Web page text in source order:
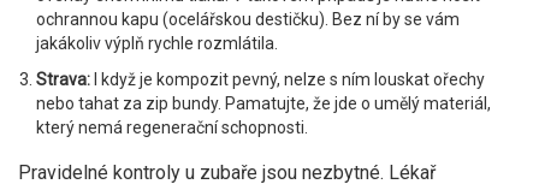
ochrannou kapu (ocelářskou destičku). Bez ní by se vám
jakákoliv výplň rychle rozmlátila.
Strava: I když je kompozit pevný, nelze s ním louskat ořechy
nebo tahat za zip bundy. Pamatujte, že jde o umělý materiál,
který nemá regenerační schopnosti.
Pravidelné kontroly u zubaře jsou nezbytné. Lékař